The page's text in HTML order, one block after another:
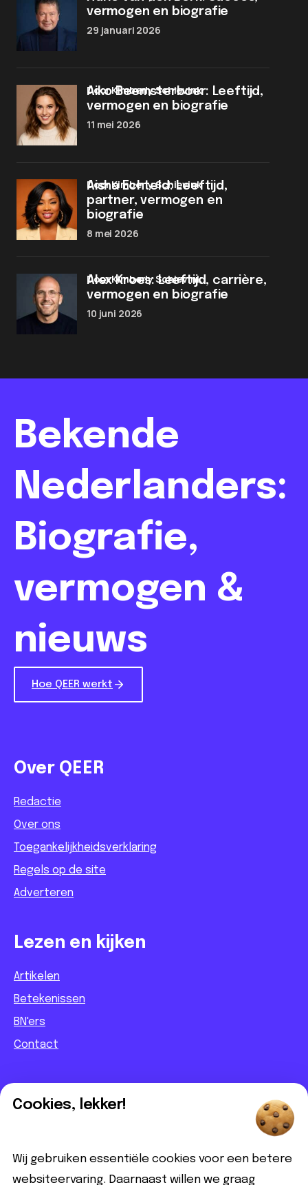
vermogen en biografie
29 januari 2026
Aiko Beemsterboer: Leeftijd,
vermogen en biografie
door Kimberly Schievink
11 mei 2026
Aisha Echteld: Leeftijd,
partner, vermogen en
biografie
door Kimberly Schievink
8 mei 2026
Alex Kroes: Leeftijd, carrière,
vermogen en biografie
door Kimberly Schievink
10 juni 2026
Bekende
Nederlanders:
Biografie,
vermogen &
nieuws
Hoe QEER werkt
Over QEER
Redactie
Over ons
Toegankelijkheidsverklaring
Regels op de site
Adverteren
Lezen en kijken
Artikelen
Betekenissen
BN'ers
Contact
Informatief
Partnerbijdrage
Disclaimer
Cookies, lekker!
Wij gebruiken essentiële cookies voor een betere
websiteervaring. Daarnaast willen we graag